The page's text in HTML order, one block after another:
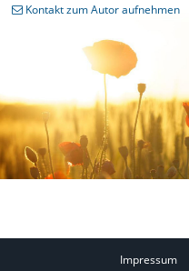
Kontakt zum Autor aufnehmen
Impressum